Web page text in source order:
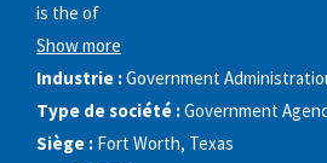
is the of
Show more
Industrie :Government
Type de société :Government
Siège : Fort Worth, Texas